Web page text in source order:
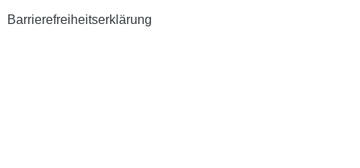
Barrierefreiheitserklärung